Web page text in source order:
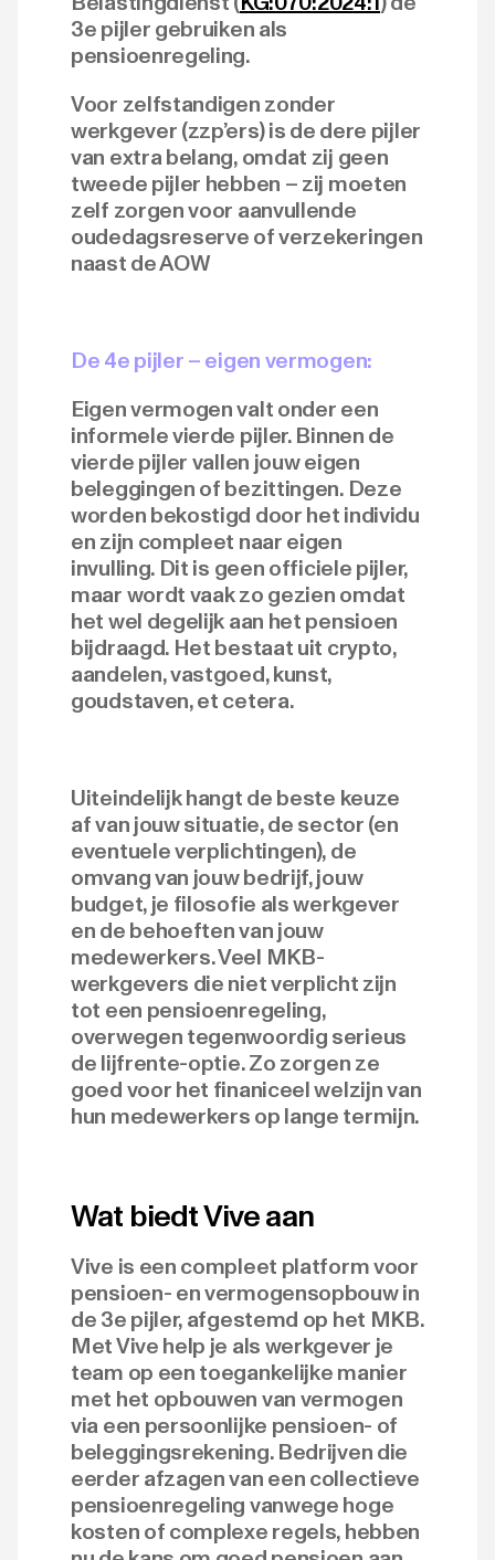
3e pijler gebruiken als
pensioenregeling.
Voor zelfstandigen zonder
werkgever (zzp’ers) is de dere pijler
van extra belang, omdat zij geen
tweede pijler hebben – zij moeten
zelf zorgen voor aanvullende
oudedagsreserve of verzekeringen
naast de AOW
De 4e pijler – eigen vermogen:
Eigen vermogen valt onder een
informele vierde pijler. Binnen de
vierde pijler vallen jouw eigen
beleggingen of bezittingen. Deze
worden bekostigd door het individu
en zijn compleet naar eigen
invulling. Dit is geen officiele pijler,
maar wordt vaak zo gezien omdat
het wel degelijk aan het pensioen
bijdraagd. Het bestaat uit crypto,
aandelen, vastgoed, kunst,
goudstaven, et cetera.
Uiteindelijk hangt de beste keuze
af van jouw situatie, de sector (en
eventuele verplichtingen), de
omvang van jouw bedrijf, jouw
budget, je filosofie als werkgever
en de behoeften van jouw
medewerkers. Veel MKB-
werkgevers die niet verplicht zijn
tot een pensioenregeling,
overwegen tegenwoordig serieus
de lijfrente-optie. Zo zorgen ze
goed voor het finaniceel welzijn van
hun medewerkers op lange termijn.
Wat biedt Vive aan
Vive is een compleet platform voor
pensioen- en vermogensopbouw in
de 3e pijler, afgestemd op het MKB.
Met Vive help je als werkgever je
team op een toegankelijke manier
met het opbouwen van vermogen
via een persoonlijke pensioen- of
beleggingsrekening. Bedrijven die
eerder afzagen van een collectieve
pensioenregeling vanwege hoge
kosten of complexe regels, hebben